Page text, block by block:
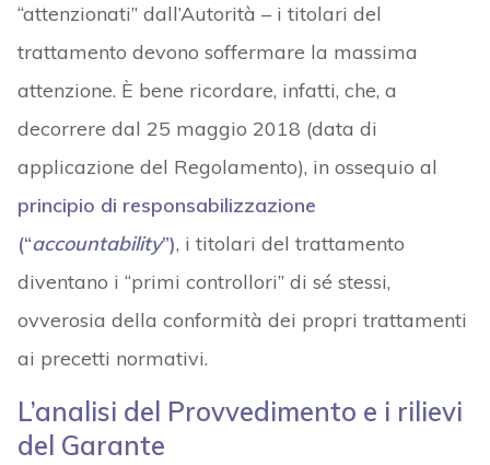
“attenzionati” dall’Autorità – i titolari del
trattamento devono soffermare la massima
attenzione. È bene ricordare, infatti, che, a
decorrere dal 25 maggio 2018 (data di
applicazione del Regolamento), in ossequio al
principio di responsabilizzazione
(“accountability”), i titolari del trattamento
diventano i “primi controllori” di sé stessi,
ovverosia della conformità dei propri trattamenti
ai precetti normativi.
L’analisi del Provvedimento e i rilievi
del Garante